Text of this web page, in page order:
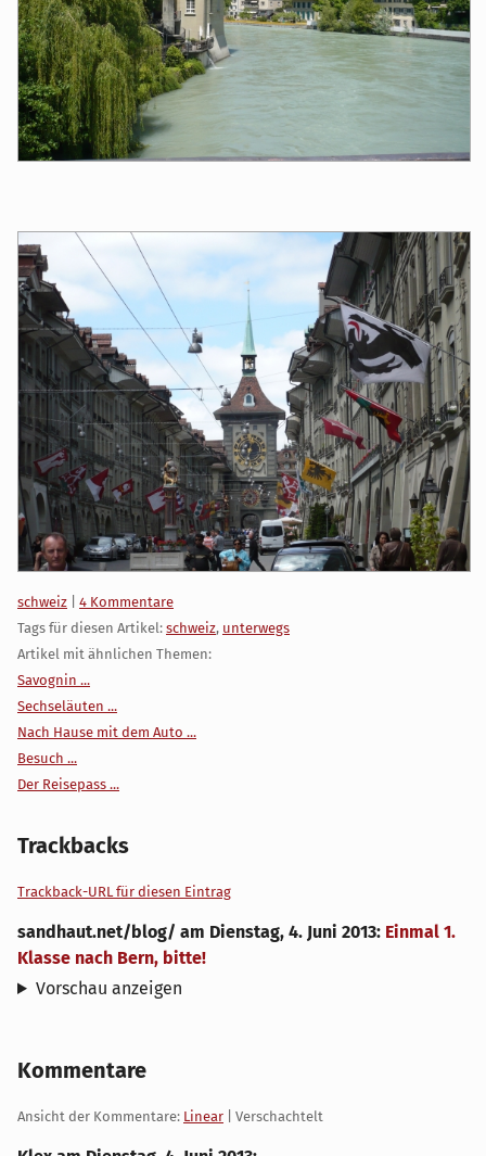
Kategorien:
schweiz
4 Kommentare
Tags für diesen Artikel: schweiz, unterwegs
Artikel mit ähnlichen Themen:
Savognin ...
Sechseläuten ...
Nach Hause mit dem Auto ...
Besuch ...
Der Reisepass ...
Trackbacks
Trackback-URL für diesen Eintrag
sandhaut.net/blog/ am Dienstag, 4. Juni 2013: Einmal 1.
Klasse nach Bern, bitte!
Vorschau anzeigen
Kommentare
Ansicht der Kommentare: Linear | Verschachtelt